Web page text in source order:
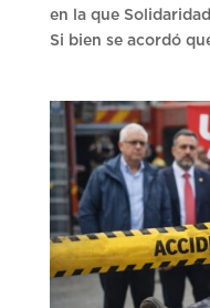
en la que
Si bien se acordó